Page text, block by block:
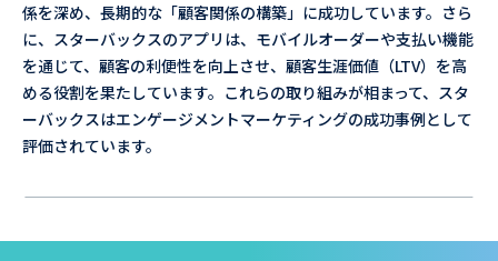
係を深め、長期的な「顧客関係の構築」に成功しています。さら
に、スターバックスのアプリは、モバイルオーダーや支払い機能
を通じて、顧客の利便性を向上させ、顧客生涯価値（LTV）を高
める役割を果たしています。これらの取り組みが相まって、スタ
ーバックスはエンゲージメントマーケティングの成功事例として
評価されています。